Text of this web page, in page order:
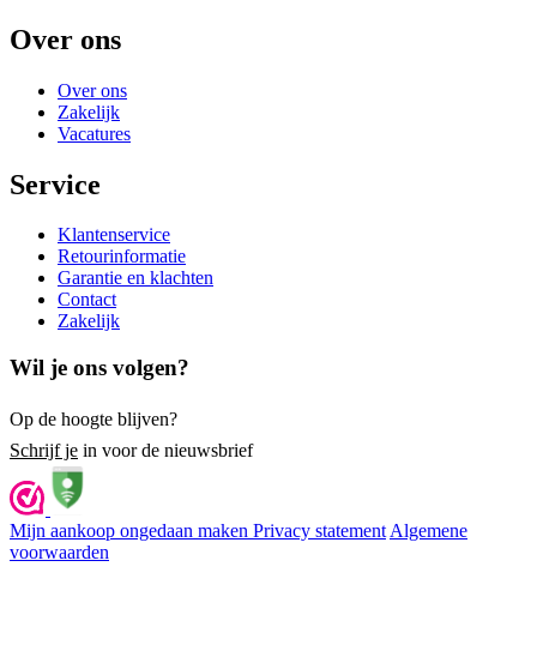
Over ons
Over ons
Zakelijk
Vacatures
Service
Klantenservice
Retourinformatie
Garantie en klachten
Contact
Zakelijk
Wil je ons volgen?
Op de hoogte blijven?
Schrijf je in voor de nieuwsbrief
Mijn aankoop ongedaan maken Privacy statement Algemene
voorwaarden